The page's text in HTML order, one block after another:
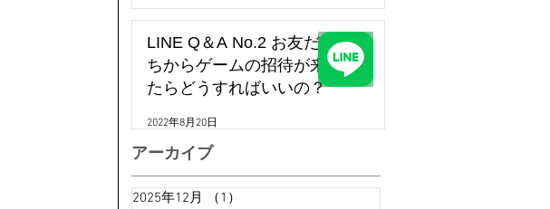
LINE Q＆A No.2 お友だ
ちからゲームの招待が来
たらどうすればいいの？
2022年8月20日
アーカイブ
2025年12月 （1）